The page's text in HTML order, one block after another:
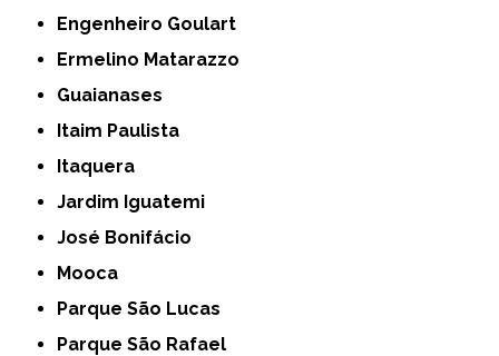
Engenheiro Goulart
Ermelino Matarazzo
Guaianases
Itaim Paulista
Itaquera
Jardim Iguatemi
José Bonifácio
Mooca
Parque São Lucas
Parque São Rafael